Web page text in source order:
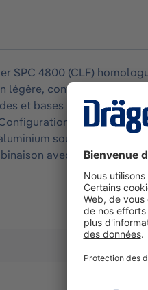
4800 (CLF)
légère, confortable et
et bases inorganiques
: - matériau :
soudés avec
avec manchette
CSE Travail